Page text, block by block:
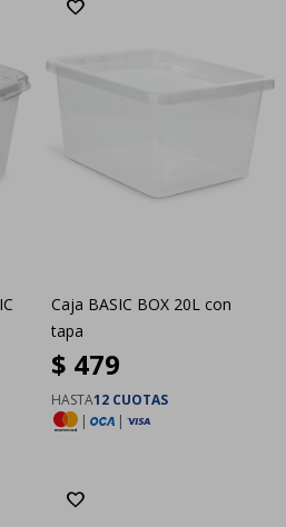
Caja BASIC BOX 20L con
tapa
$ 479
HASTA12 CUOTAS
|
|